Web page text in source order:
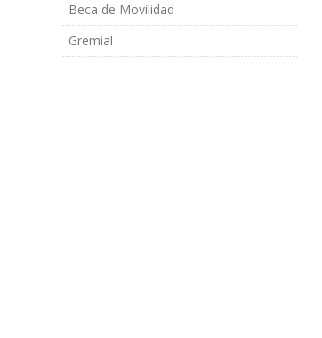
Beca de Movilidad
Gremial